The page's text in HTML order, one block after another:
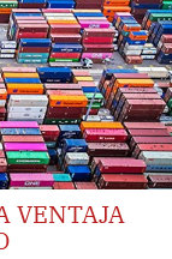
VENTAJA